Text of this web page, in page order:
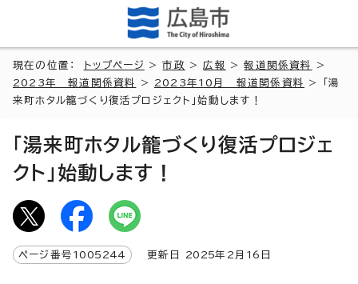
現在の位置： トップページ >市政 >広報 >報道関係資料
>
2023年 報道関係資料
> 2023年10月 報道関係資料
> 「湯
来町ホタル籠づくり復活プロジェクト」始動します！
「湯来町ホタル籠づくり復活プロジェ
クト」始動します！
ページ番号 1005244 更新日 2025年2月 16 日